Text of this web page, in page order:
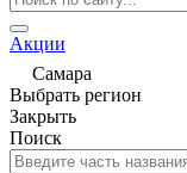
Акции
Самара
Выбрать регион
Закрыть
Поиск